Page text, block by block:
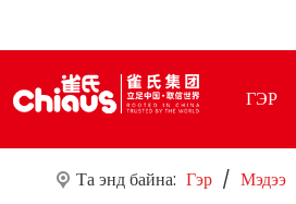
ГЭР
Та энд байна: Гэр / Мэдээ